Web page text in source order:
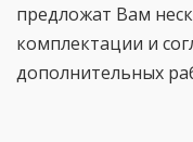
предложат Вам
комплектации и
дополнительных